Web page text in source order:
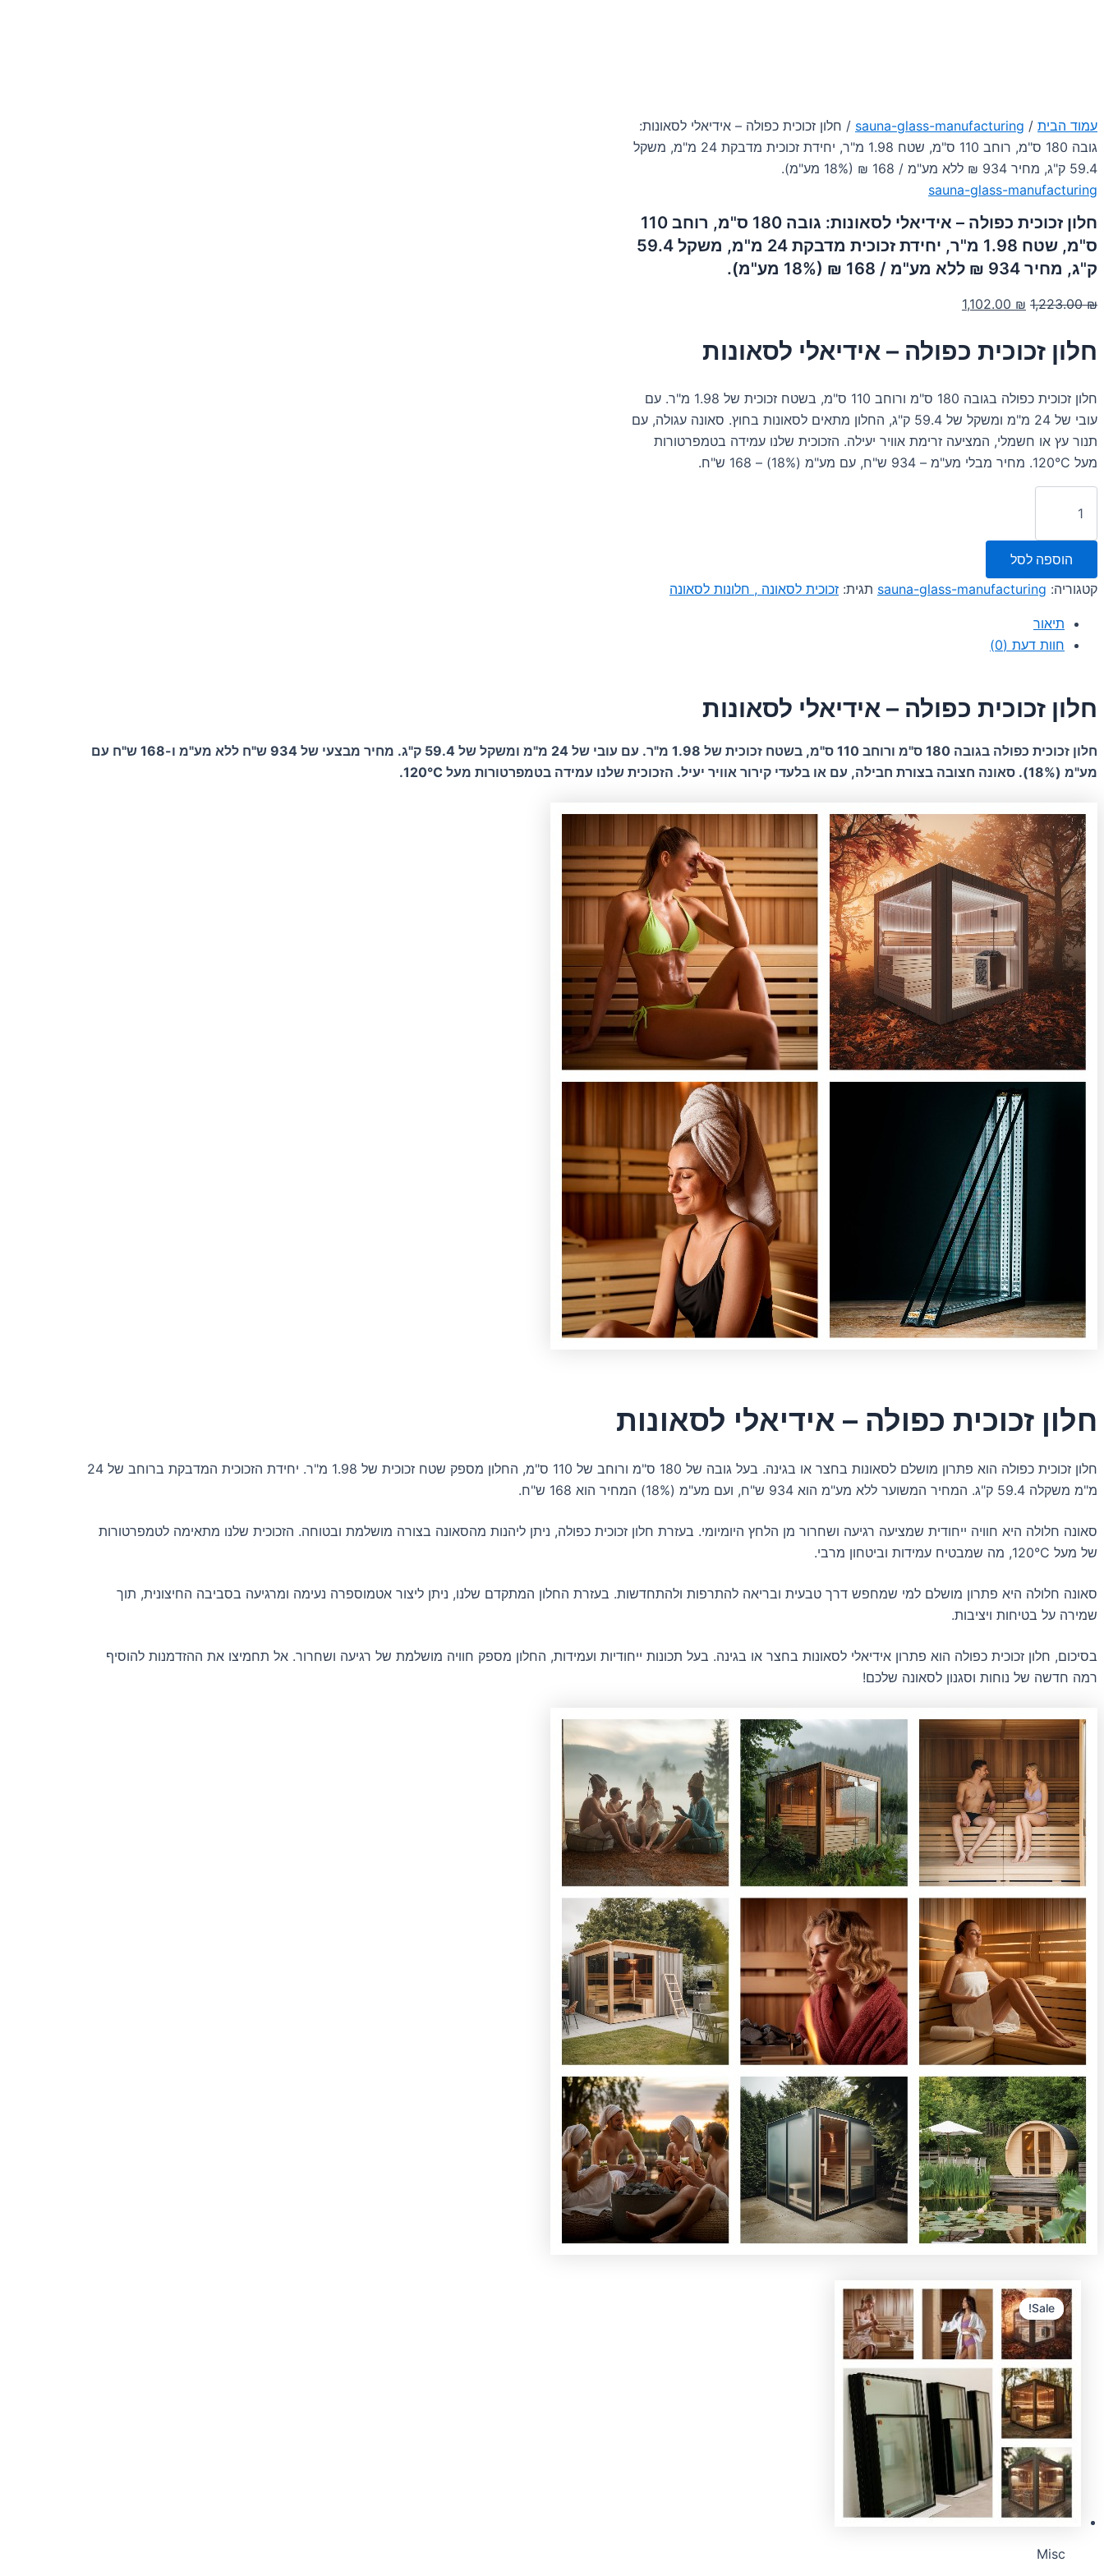
עמוד הבית /
sauna-glass-manufacturing / חלון זכוכית כפולה – אידיאלי לסאונות:
גובה 180 ס"מ, רוחב 110 ס"מ, שטח 1.98 מ"ר, יחידת זכוכית מדבקת 24 מ"מ, משקל
59.4 ק"ג, מחיר 934 ₪ ללא מע"מ / 168 ₪ (18% מע"מ).
sauna-glass-manufacturing
חלון זכוכית כפולה – אידיאלי לסאונות: גובה 180 ס"מ, רוחב 110
ס"מ, שטח 1.98 מ"ר, יחידת זכוכית מדבקת 24 מ"מ, משקל 59.4
ק"ג, מחיר 934 ₪ ללא מע"מ / 168 ₪ (18% מע"מ).
1,223.00₪
המחיר
היה:
1,102.00 ₪
הוא:
חלון זכוכית כפולה – אידיאלי לסאונות
חלון זכוכית כפולה בגובה 180 ס"מ ורוחב 110 ס"מ, בשטח זכוכית של 1.98 מ"ר. עם
עובי של 24 מ"מ ומשקל של 59.4 ק"ג, החלון מתאים לסאונות בחוץ. סאונה עגולה, עם
תנור עץ או חשמלי, המציעה זרימת אוויר יעילה. הזכוכית שלנו עמידה בטמפרטורות
מעל 120°C. מחיר מבלי מע"מ – 934 ש"ח, עם מע"מ (18%) – 168 ש"ח.
זכוכית
כפולה
–
אידיאלי
גובה
180
ס"מ,
מ"ר,
יחידת
24
מ"מ,
משקל
59.4
ק"ג,
מחיר
934
מע"מ
168
(18%
מע"מ).
הוספה לסל
קטגוריה: sauna-glass-manufacturing תגית: זכוכית לסאונה , חלונות לסאונה
תיאור
חוות דעת (0)
חלון זכוכית כפולה – אידיאלי לסאונות
חלון זכוכית כפולה בגובה 180 ס"מ ורוחב 110 ס"מ, בשטח זכוכית של 1.98 מ"ר. עם עובי של 24 מ"מ ומשקל של 59.4 ק"ג. מחיר מבצעי של 934 ש"ח ללא מע"מ ו-168 ש"ח עם
מע"מ (18%). סאונה חצובה בצורת חבילה, עם או בלעדי קירור אוויר יעיל. הזכוכית שלנו עמידה בטמפרטורות מעל 120°C.
חלון זכוכית כפולה – אידיאלי לסאונות
חלון זכוכית כפולה הוא פתרון מושלם לסאונות בחצר או בגינה. בעל גובה של 180 ס"מ ורוחב של 110 ס"מ, החלון מספק שטח זכוכית של 1.98 מ"ר. יחידת הזכוכית המדבקת ברוחב של 24
מ"מ משקלה 59.4 ק"ג. המחיר המשוער ללא מע"מ הוא 934 ש"ח, ועם מע"מ (18%) המחיר הוא 168 ש"ח.
סאונה חלולה היא חוויה ייחודית שמציעה רגיעה ושחרור מן הלחץ היומיומי. בעזרת חלון זכוכית כפולה, ניתן ליהנות מהסאונה בצורה מושלמת ובטוחה. הזכוכית שלנו מתאימה לטמפרטורות
של מעל 120°C, מה שמבטיח עמידות וביטחון מרבי.
סאונה חלולה היא פתרון מושלם למי שמחפש דרך טבעית ובריאה להתרפות ולהתחדשות. בעזרת החלון המתקדם שלנו, ניתן ליצור אטמוספרה נעימה ומרגיעה בסביבה החיצונית, תוך
שמירה על בטיחות ויציבות.
בסיכום, חלון זכוכית כפולה הוא פתרון אידיאלי לסאונות בחצר או בגינה. בעל תכונות ייחודיות ועמידות, החלון מספק חוויה מושלמת של רגיעה ושחרור. אל תחמיצו את ההזדמנות להוסיף
רמה חדשה של נוחות וסגנון לסאונה שלכם!
Sale!
Sale!
Misc